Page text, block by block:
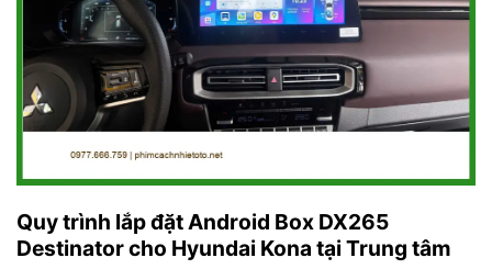
Quy trình lắp đặt Android Box DX265
Destinator cho Hyundai Kona tại Trung tâm